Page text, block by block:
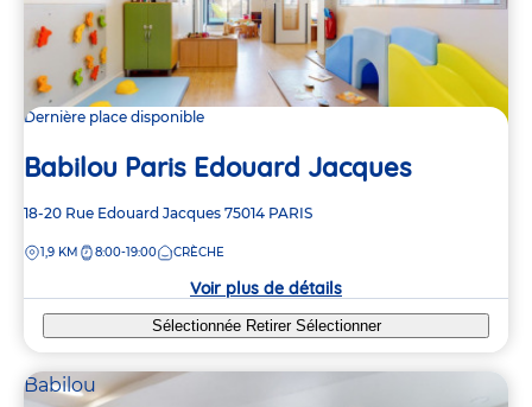
Dernière place disponible
Babilou Paris Edouard Jacques
Adresse
la
18-20 Rue Edouard Jacques 75014 PARIS
DISTANCE
1,9 KM 8:00-19:00 CRÈCHE
Voir plus de détails
Sélectionnée Retirer Sélectionner
Babilou